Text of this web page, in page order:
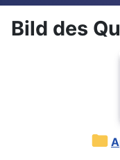
Bild des